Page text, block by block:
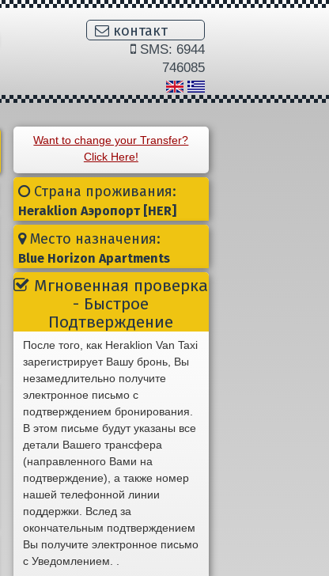
контакт
SMS: 6944
746085
Want to change your Transfer?
Click Here!
Страна проживания:
Heraklion Aэропорт [HER]
Место назначения:
Blue Horizon Apartments
Мгновенная проверка
- Быстрое
Подтверждение
После того, как Heraklion Van Taxi
зарегистрирует Вашу бронь, Вы
незамедлительно получите
электронное письмо с
подтверждением бронирования.
В этом письме будут указаны все
детали Вашего трансфера
(направленного Вами на
подтверждение), а также номер
нашей телефонной линии
поддержки. Вслед за
окончательным подтверждением
Вы получите электронное письмо
с Уведомлением. .